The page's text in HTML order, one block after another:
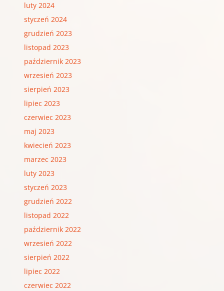
luty 2024
styczeń 2024
grudzień 2023
listopad 2023
październik 2023
wrzesień 2023
sierpień 2023
lipiec 2023
czerwiec 2023
maj 2023
kwiecień 2023
marzec 2023
luty 2023
styczeń 2023
grudzień 2022
listopad 2022
październik 2022
wrzesień 2022
sierpień 2022
lipiec 2022
czerwiec 2022